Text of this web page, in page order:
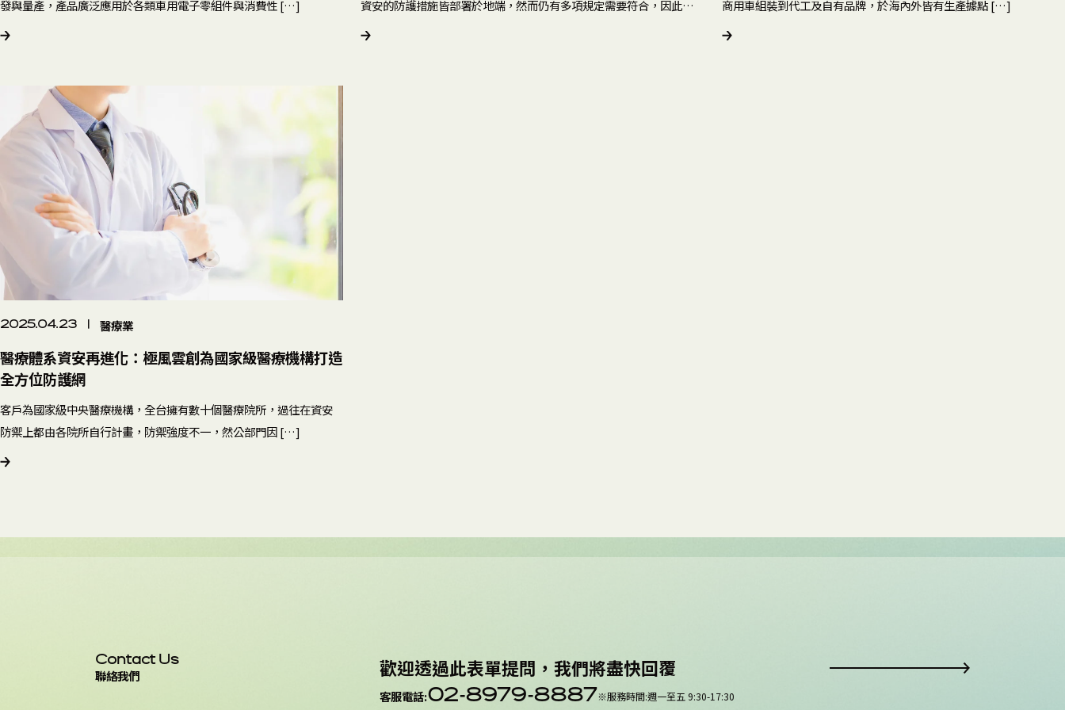
發與量產，產品廣泛應用於各類車用電子零組件與消費性 […]
資安的防護措施皆部署於地端，然而仍有多項規定需要符合，因此在
資安健檢後梳理出幾個客戶痛點：
商用車組裝到代工及自有品牌，於海內外皆有生產據點 […]
2025.04.23 醫療業
醫療體系資安再進化：極風雲創為國家級醫療機構打造
全方位防護網
客戶為國家級中央醫療機構，全台擁有數十個醫療院所，過往在資安
防禦上都由各院所自行計畫，防禦強度不一，然公部門因 […]
Contact Us
聯絡我們 歡迎透過此表單提問 ， 我們將盡快回覆
客服電話:02-8979-8887※服務時間:週一至五 9:30-17:30